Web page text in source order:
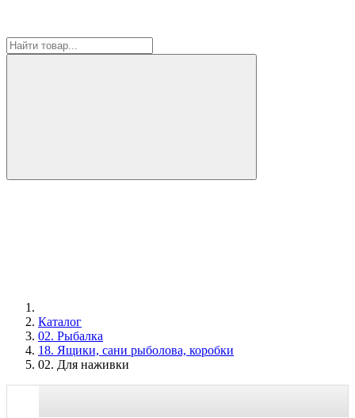
Каталог
02. Рыбалка
18. Ящики, сани рыболова, коробки
02. Для наживки